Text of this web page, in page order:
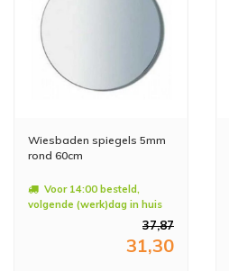
Wiesbaden spiegels 5mm
rond 60cm
Voor 14:00 besteld,
volgende (werk)dag in huis
37,87
31,30